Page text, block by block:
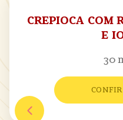
CREPIOCA COM
E
30